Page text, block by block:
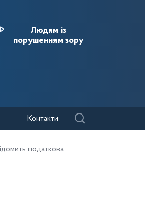
Людям із
порушенням зору
Контакти
податкова